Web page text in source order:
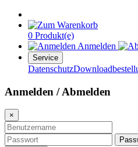
0 Produkt(e)
Anmelden
Service
Datenschutz
Anmelden / Abmelden
×